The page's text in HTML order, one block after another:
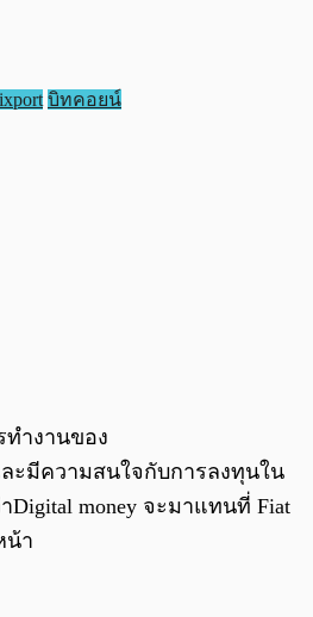
บิทคอยน์
ำงานของ
ละมีความสนใจกับการลงทุนใน
Digital money จะมาแทนที่ Fiat
น้า